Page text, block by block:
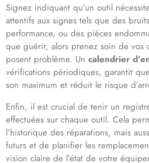
Signez indiquant qu’un outil
attentifs aux signes tels que des
performance, ou des pièces
que guérir, alors prenez soin de vos
posent problème. Un calendrier
vérifications périodiques, garantit
son maximum et réduit le risque
Enfin, il est crucial de tenir un
effectuées sur chaque outil. Cela
l’historique des réparations, mais
futurs et de planifier les
vision claire de l’état de votre